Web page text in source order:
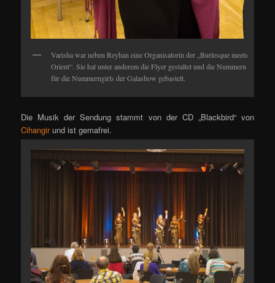
Varisha war neben Reyhan eine Organisatorin der „Burlesque meets
Orient“. Sie hat unter anderem die Flyer gestaltet und die Nummern
für die Nummerngirls der Galashow gebastelt.
Die Musik der Sendung stammt von der CD „Blackbird“ von
Cihangirund ist gemafrei.